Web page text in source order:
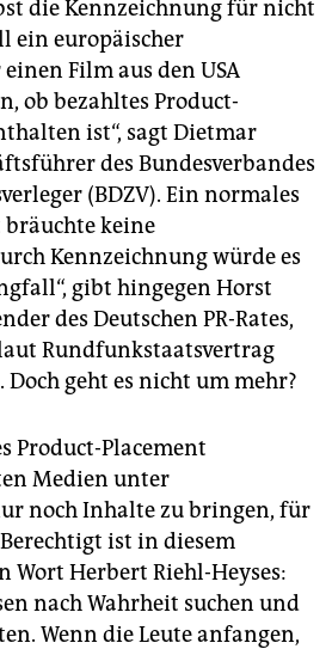
die Kennzeichnung für nicht
ein europäischer
Film aus den USA
ob bezahltes Product-
ist“, sagt Dietmar
des Bundesverbandes
(BDZV). Ein normales
bräuchte keine
Kennzeichnung würde es
gibt hingegen Horst
des Deutschen PR-Rates,
Rundfunkstaatsvertrag
Doch geht es nicht um mehr?
Product-Placement
Medien unter
noch Inhalte zu bringen, für
ist in diesem
Wort Herbert Riehl-Heyses:
nach Wahrheit suchen und
Wenn die Leute anfangen,